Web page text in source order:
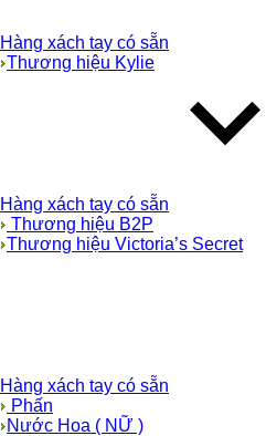
Hàng xách tay có sẵn
Thương hiệu Kylie
Hàng xách tay có sẵn
Thương hiệu B2P
Thương hiệu Victoria’s Secret
Hàng xách tay có sẵn
Phấn
Nước Hoa ( NỮ )